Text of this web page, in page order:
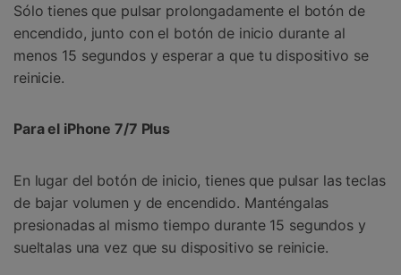
Sólo tienes que pulsar prolongadamente el botón de
encendido, junto con el botón de inicio durante al
menos 15 segundos y esperar a que tu dispositivo se
reinicie.
Para el iPhone 7/7 Plus
En lugar del botón de inicio, tienes que pulsar las teclas
de bajar volumen y de encendido. Manténgalas
presionadas al mismo tiempo durante 15 segundos y
sueltalas una vez que su dispositivo se reinicie.